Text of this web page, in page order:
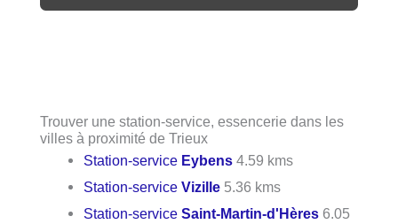
Trouver une station-service, essencerie dans les
villes à proximité de Trieux
Station-service Eybens 4.59 kms
Station-serviceVizille 5.36 kms
Station-serviceSaint-Martin-d'Hères 6.05